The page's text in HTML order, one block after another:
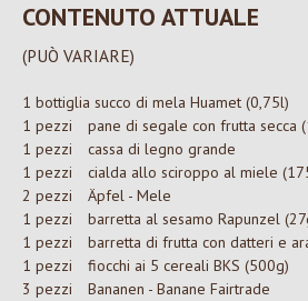
CONTENUTO ATTUALE
(PUÒ VARIARE)
1 bottiglia succo di mela Huamet (0,75l)
1 pezzi
pane di segale con frutta secca
1 pezzi
cassa di legno grande
1 pezzi
cialda allo sciroppo al miele
2 pezzi
Äpfel - Mele
1 pezzi
barretta al sesamo Rapunzel
1 pezzi
barretta di frutta con datteri e
1 pezzi
fiocchi ai 5 cereali BKS (500g)
3 pezzi
Bananen - Banane Fairtrade